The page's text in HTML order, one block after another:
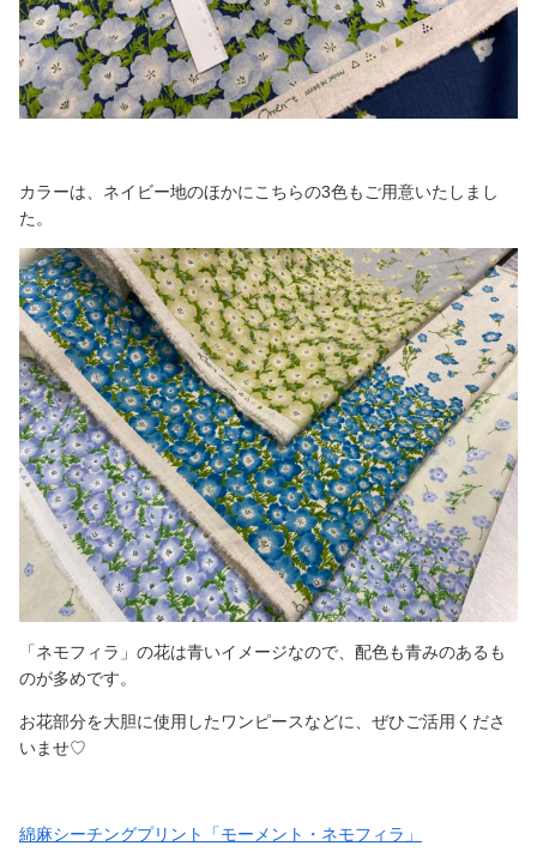
カラーは、ネイビー地のほかにこちらの3色もご用意いたしまし
た。
「ネモフィラ」の花は青いイメージなので、配色も青みのあるも
のが多めです。
お花部分を大胆に使用したワンピースなどに、ぜひご活用くださ
いませ♡
綿麻シーチングプリント「モーメント・ネモフィラ」